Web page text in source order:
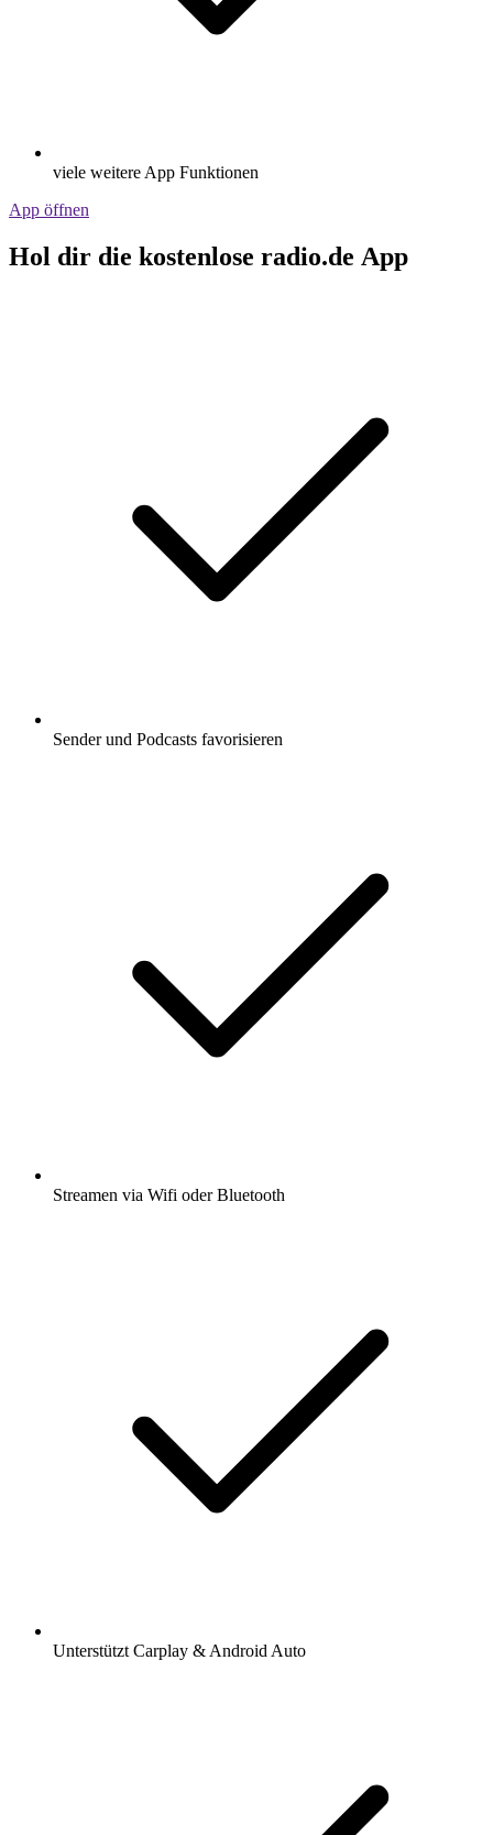
viele weitere App Funktionen
App öffnen
Hol dir die kostenlose radio.de App
Sender und Podcasts favorisieren
Streamen via Wifi oder Bluetooth
Unterstützt Carplay & Android Auto